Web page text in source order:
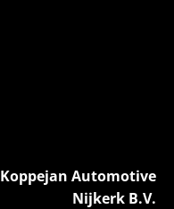
Koppejan Automotive
Nijkerk B.V.